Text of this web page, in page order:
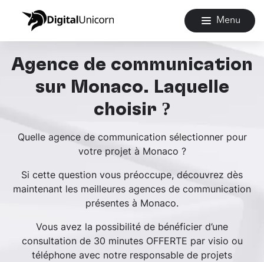
Menu
Agence de communication
sur Monaco. Laquelle
choisir ?
Quelle agence de communication sélectionner pour
votre projet à Monaco ?
Si cette question vous préoccupe, découvrez dès
maintenant les meilleures agences de communication
présentes à Monaco.
Vous avez la possibilité de bénéficier d’une
consultation de 30 minutes OFFERTE par visio ou
téléphone avec notre responsable de projets